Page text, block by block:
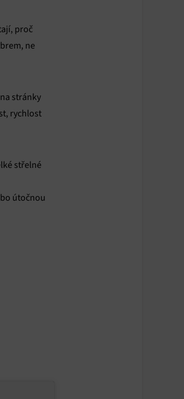
proč
ne
stránky
rychlost
střelné
útočnou